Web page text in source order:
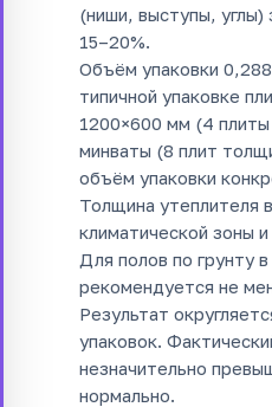
(ниши, выступы, углы)
15–20%.
Объём упаковки
типичной упаковке
1200×600 мм (4
минваты (8 плит
объём упаковки
Толщина утеплителя
климатической зоны
Для полов по грунту
рекомендуется не
Результат
упаковок.
незначительно
нормально.